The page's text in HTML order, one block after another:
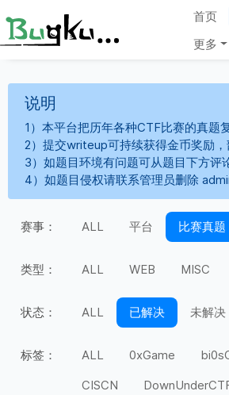
首页
更多
说明
1）本平台把历年各种CTF比赛的真题
2）提交writeup可持续获得金币奖励
3）如题目环境有问题可从题目下方评
4）如题目侵权请联系管理员删除
赛事： ALL 平台 比赛真题
类型： ALL WEB MISC
状态： ALL 已解决 未解决
标签： ALL 0xGame
CISCN